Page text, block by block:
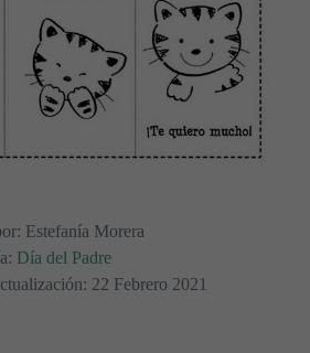
Estefanía Morera
Día del Padre
22 Febrero 2021